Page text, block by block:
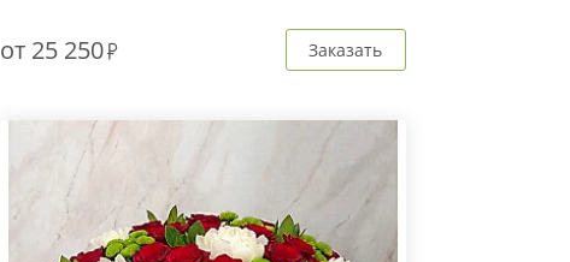
от 25 250 Заказать